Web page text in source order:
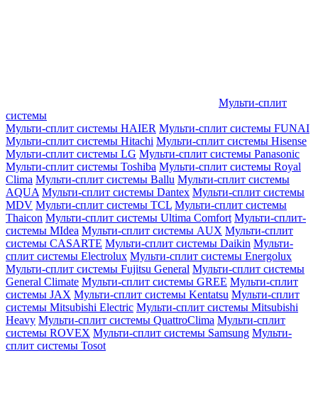
Мульти-сплит
системы
Мульти-сплит системы HAIER Мульти-сплит системы FUNAI
Мульти-сплит системы Hitachi Мульти-сплит системы Hisense
Мульти-сплит системы LG Мульти-сплит системы Panasonic
Мульти-сплит системы Toshiba Мульти-сплит системы Royal
Clima Мульти-сплит системы Ballu Мульти-сплит системы
AQUA Мульти-сплит системы Dantex Мульти-сплит системы
MDV Мульти-сплит системы TCL Мульти-сплит системы
Thaicon Мульти-сплит системы Ultima Comfort Мульти-сплит-
системы MIdea Мульти-сплит системы AUX Мульти-сплит
системы CASARTE Мульти-сплит системы Daikin Мульти-
сплит системы Electrolux Мульти-сплит системы Energolux
Мульти-сплит системы Fujitsu General Мульти-сплит системы
General Climate Мульти-сплит системы GREE Мульти-сплит
системы JAX Мульти-сплит системы Kentatsu Мульти-сплит
системы Mitsubishi Electric Мульти-сплит системы Mitsubishi
Heavy Мульти-сплит системы QuattroClima Мульти-сплит
системы ROVEX Мульти-сплит системы Samsung Мульти-
сплит системы Tosot